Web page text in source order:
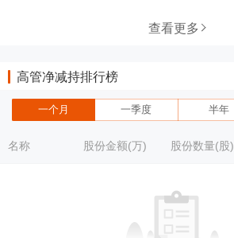
查看更多
高管净减持排行榜
一个月 一季度 半年
名称 股份金额(万) 股份数量(股)